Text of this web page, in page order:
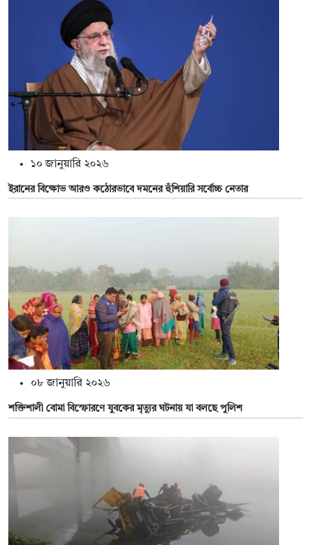
১০ জানুয়ারি ২০২৬
ইরানের বিক্ষোভ আরও কঠোরভাবে দমনের হুঁশিয়ারি সর্বোচ্চ নেতার
০৮ জানুয়ারি ২০২৬
শক্তিশালী বোমা বিস্ফোরণে যুবকের মৃত্যুর ঘটনায় যা বলছে পুলিশ